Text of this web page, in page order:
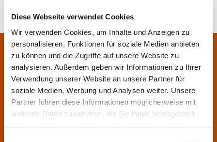
Diese Webseite verwendet Cookies
Wir verwenden Cookies, um Inhalte und Anzeigen zu
personalisieren, Funktionen für soziale Medien anbieten
zu können und die Zugriffe auf unsere Website zu
analysieren. Außerdem geben wir Informationen zu Ihrer
Verwendung unserer Website an unsere Partner für
soziale Medien, Werbung und Analysen weiter. Unsere
Partner führen diese Informationen möglicherweise mit
weiteren Daten zusammen, die Sie ihnen bereitgestellt
Pfarrei Sankt Klara und Franziskus am Main
Zentrales Pfarrbüro:
Im Bangert 8,63450 Hanau
06181 9230070
pfarrei.klara-franziskus@bistum-fulda.de
Öffnungszeiten:
Montag
geschlossen